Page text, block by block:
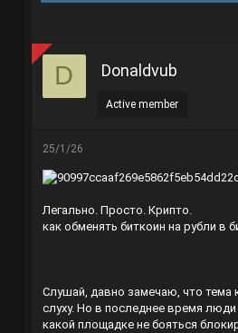
t
t
D Donaldvub
Active member
25/1/26
Легально. Просто. Крипто.
как обменять биткоин на рубли в
Слушай, давно замечаю, что тема
слуху. Но в последнее время
какой площадке не бояться